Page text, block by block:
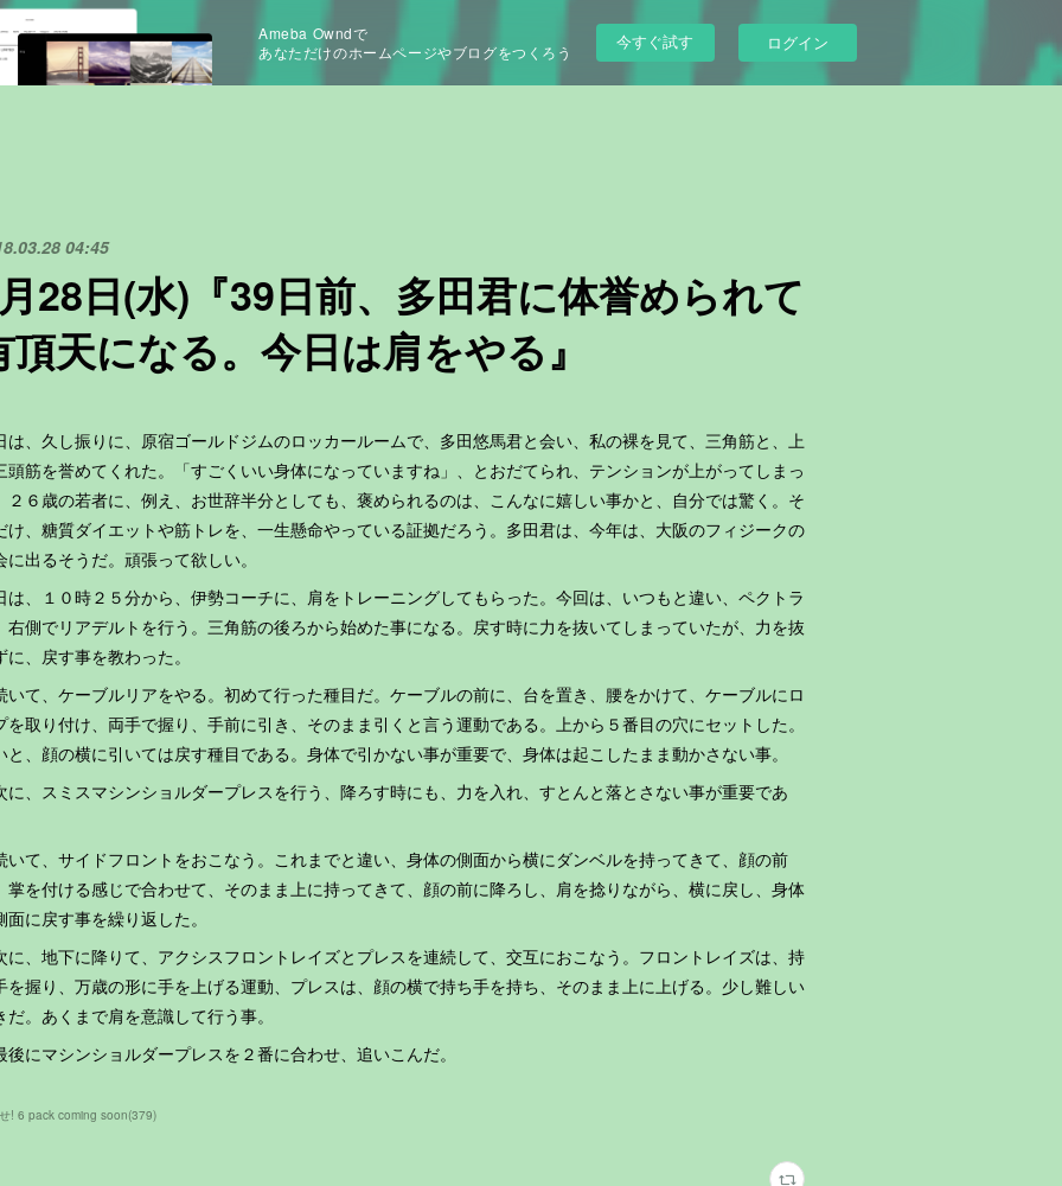
Ameba Owndで
あなただけのホームページやブログをつくろう
今すぐ試す ログイン
04:45
28日(水)『39日前、多田君に体誉められて
頂天になる。今日は肩をやる』
は、久し振りに、原宿ゴールドジムのロッカールームで、多田悠馬君と会い、私の裸を見て、三角筋と、上
頭筋を誉めてくれた。「すごくいい身体になっていますね」、とおだてられ、テンションが上がってしまっ
２６歳の若者に、例え、お世辞半分としても、褒められるのは、こんなに嬉しい事かと、自分では驚く。そ
け、糖質ダイエットや筋トレを、一生懸命やっている証拠だろう。多田君は、今年は、大阪のフィジークの
に出るそうだ。頑張って欲しい。
は、１０時２５分から、伊勢コーチに、肩をトレーニングしてもらった。今回は、いつもと違い、ペクトラ
右側でリアデルトを行う。三角筋の後ろから始めた事になる。戻す時に力を抜いてしまっていたが、力を抜
に、戻す事を教わった。
て、ケーブルリアをやる。初めて行った種目だ。ケーブルの前に、台を置き、腰をかけて、ケーブルにロ
を取り付け、両手で握り、手前に引き、そのまま引くと言う運動である。上から５番目の穴にセットした。
と、顔の横に引いては戻す種目である。身体で引かない事が重要で、身体は起こしたまま動かさない事。
、スミスマシンショルダープレスを行う、降ろす時にも、力を入れ、すとんと落とさない事が重要であ
て、サイドフロントをおこなう。これまでと違い、身体の側面から横にダンベルを持ってきて、顔の前
掌を付ける感じで合わせて、そのまま上に持ってきて、顔の前に降ろし、肩を捻りながら、横に戻し、身体
面に戻す事を繰り返した。
、地下に降りて、アクシスフロントレイズとプレスを連続して、交互におこなう。フロントレイズは、持
を握り、万歳の形に手を上げる運動、プレスは、顔の横で持ち手を持ち、そのまま上に上げる。少し難しい
だ。あくまで肩を意識して行う事。
にマシンショルダープレスを２番に合わせ、追いこんだ。
! 6 pack coming soon(379)